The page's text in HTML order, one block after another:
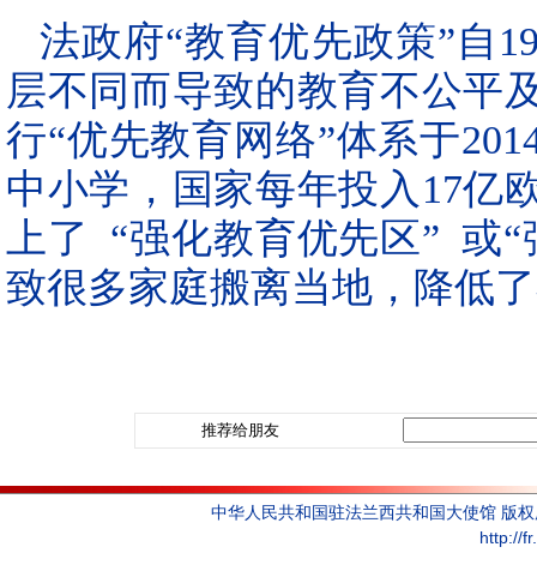
法政府“教育优先政策”自
层不同而导致的教育不公平
行“优先教育网络”体系于
中小学，国家每年投入17亿
上了 “强化教育优先区” 或
致很多家庭搬离当地，降低
推荐给朋友
中华人民共和国驻法兰西共和国大使馆 版
http://